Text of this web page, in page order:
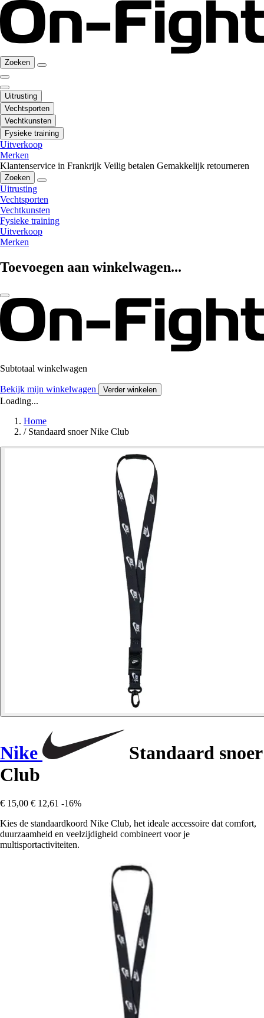
Zoeken
Uitrusting
Vechtsporten
Vechtkunsten
Fysieke training
Uitverkoop
Merken
Klantenservice in Frankrijk Veilig betalen Gemakkelijk retourneren
Zoeken
Uitrusting
Vechtsporten
Vechtkunsten
Fysieke training
Uitverkoop
Merken
Toevoegen aan winkelwagen...
Subtotaal winkelwagen
Bekijk mijn winkelwagen Verder winkelen
Loading...
Home
/ Standaard snoer Nike Club
Nike
Standaard snoer
Club
€ 15,00 € 12,61 -16%
Kies de standaardkoord Nike Club, het ideale accessoire dat comfort,
duurzaamheid en veelzijdigheid combineert voor je
multisportactiviteiten.